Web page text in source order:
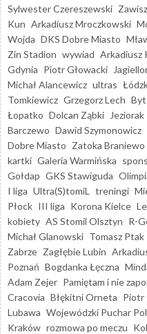
Sylwester Czereszewski
Kun Arkadiusz Mroczkowski
Wojda DKS Dobre Miasto
Zin Stadion wywiad Arkadiusz
Gdynia Piotr Głowacki
Michał Alancewicz ultras
Tomkiewicz Grzegorz Lech
Łopatko Dolcan Ząbki Jeziorak
Barczewo Dawid Szymonowicz
Dobre Miasto Zatoka Braniewo
kartki Galeria Warmińska
Gołdap GKS Stawiguda
I liga Ultra(S)tomiL treningi
Płock III liga Korona Kielce
kobiety AS Stomil Olsztyn R-
Michał Glanowski Tomasz Ptak
Zabrze Zagłębie Lubin
Poznań Bogdanka Łęczna
Adam Zejer Pamiętam i nie
Cracovia Błękitni Orneta Piotr
Lubawa Wojewódzki Puchar
Kraków rozmowa po meczu